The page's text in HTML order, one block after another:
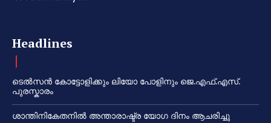
Headlines
ടെൽസൻ കോട്ടോളിക്കും ലിയോ പോളിനും ജെ.എഫ്.എസ്.
പുരസ്കാരം
ശാന്തിനികേതനിൽ അന്താരാഷ്ട്ര യോഗ ദിനം ആചരിച്ചു